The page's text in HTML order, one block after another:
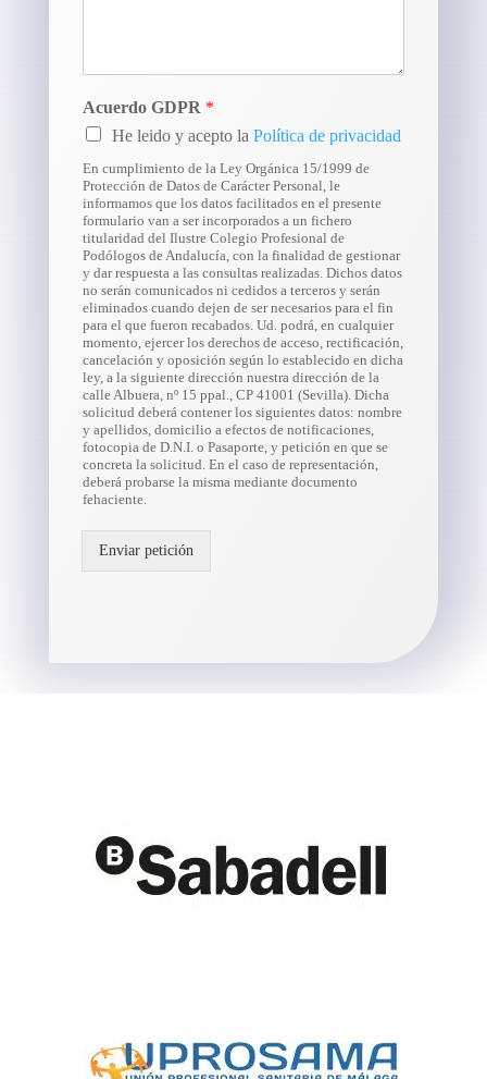
Acuerdo GDPR *
He leido y acepto la Política de privacidad
En cumplimiento de la Ley Orgánica 15/1999 de
Protección de Datos de Carácter Personal, le
informamos que los datos facilitados en el presente
formulario van a ser incorporados a un fichero
titularidad del Ilustre Colegio Profesional de
Podólogos de Andalucía, con la finalidad de gestionar
y dar respuesta a las consultas realizadas. Dichos datos
no serán comunicados ni cedidos a terceros y serán
eliminados cuando dejen de ser necesarios para el fin
para el que fueron recabados. Ud. podrá, en cualquier
momento, ejercer los derechos de acceso, rectificación,
cancelación y oposición según lo establecido en dicha
ley, a la siguiente dirección nuestra dirección de la
calle Albuera, nº 15 ppal., CP 41001 (Sevilla). Dicha
solicitud deberá contener los siguientes datos: nombre
y apellidos, domicilio a efectos de notificaciones,
fotocopia de D.N.I. o Pasaporte, y petición en que se
concreta la solicitud. En el caso de representación,
deberá probarse la misma mediante documento
fehaciente.
Enviar petición